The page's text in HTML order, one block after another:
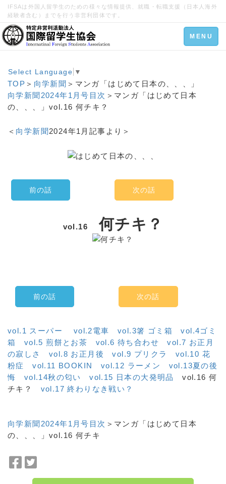
IFSAは外国人留学生のための様々な情報提供、就職・転職支援（日本人海外
経験者含む）までを行う非営利団体です。
Toggle
navigation
MENU
Select Language ▼
TOP ＞ 向学新聞 ＞マンガ「はじめて日本の、、、」
向学新聞2024年1月号目次 ＞マンガ「はじめて日本
の、、、」vol.16 何チキ？
＜ 向学新聞2024年1月記事より＞
前の話 次の話
vol.16何チキ？
前の話 次の話
vol.1 スーパー vol.2電車 vol.3箸 ゴミ箱
vol.4ゴミ
箱
vol.5 煎餅とお茶 vol.6 待ち合わせ
vol.7 お正月
の寂しさ
vol.8 お正月後 vol.9 プリクラ
vol.10 花
粉症
vol.11 BOOKIN vol.12 ラーメン
vol.13夏の後
悔
vol.14秋の匂い vol.15 日本の大発明品
vol.16 何
チキ？ vol.17 終わりなき戦い？
向学新聞2024年1月号目次 ＞マンガ「はじめて日本
の、、、」vol.16 何チキ